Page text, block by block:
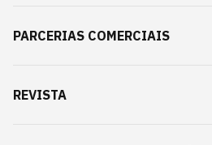
PARCERIAS COMERCIAIS
REVISTA